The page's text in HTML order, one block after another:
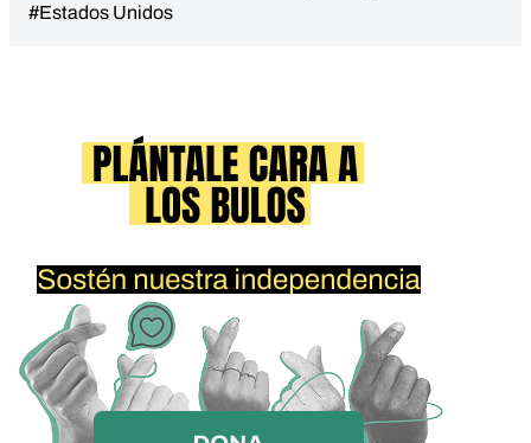
#Estados Unidos